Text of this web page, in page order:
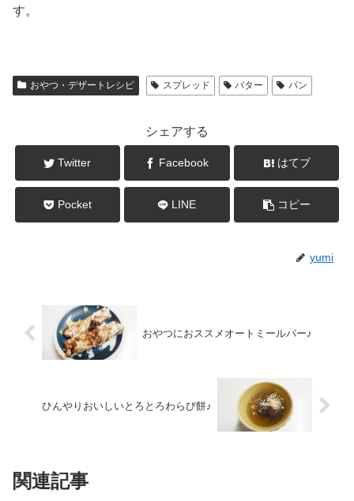
す。
おやつ・デザートレシピ スプレッド バター パン
シェアする
Twitter Facebook はてブ
Pocket LINE コピー
yumi
おやつにおススメオートミールバー♪
ひんやりおいしいとろとろわらび餅♪
関連記事